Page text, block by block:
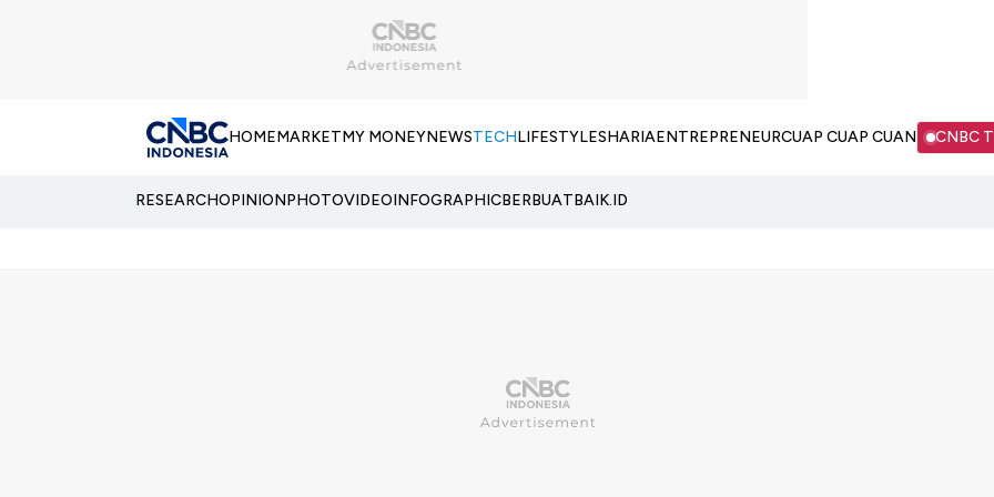
HOMEMARKETMY MONEYNEWSTECHLIFESTYLESHARIAENTREPRENEURCUAP CUAP CUAN CNBC
RESEARCHOPINIONPHOTOVIDEOINFOGRAPHICBERBUATBAIK.ID